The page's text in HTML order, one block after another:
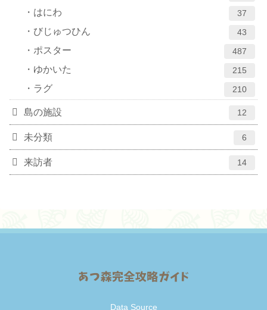
はにわ 37
びじゅつひん 43
ポスター 487
ゆかいた 215
ラグ 210
島の施設 12
未分類 6
来訪者 14
Data Source